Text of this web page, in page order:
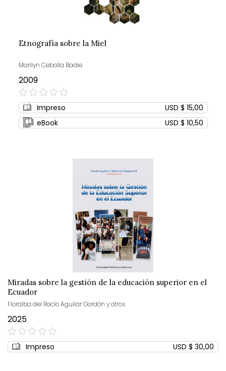
Etnografía sobre la Miel
Marilyn Cebolla Badie
2009
0%
Impreso
USD $ 15,00
eBook
USD $ 10,50
Miradas sobre la gestión de la educación superior en el
Ecuador
Floralba del Rocío Aguilar Gordón y otros
2025
0%
Impreso USD $ 30,00